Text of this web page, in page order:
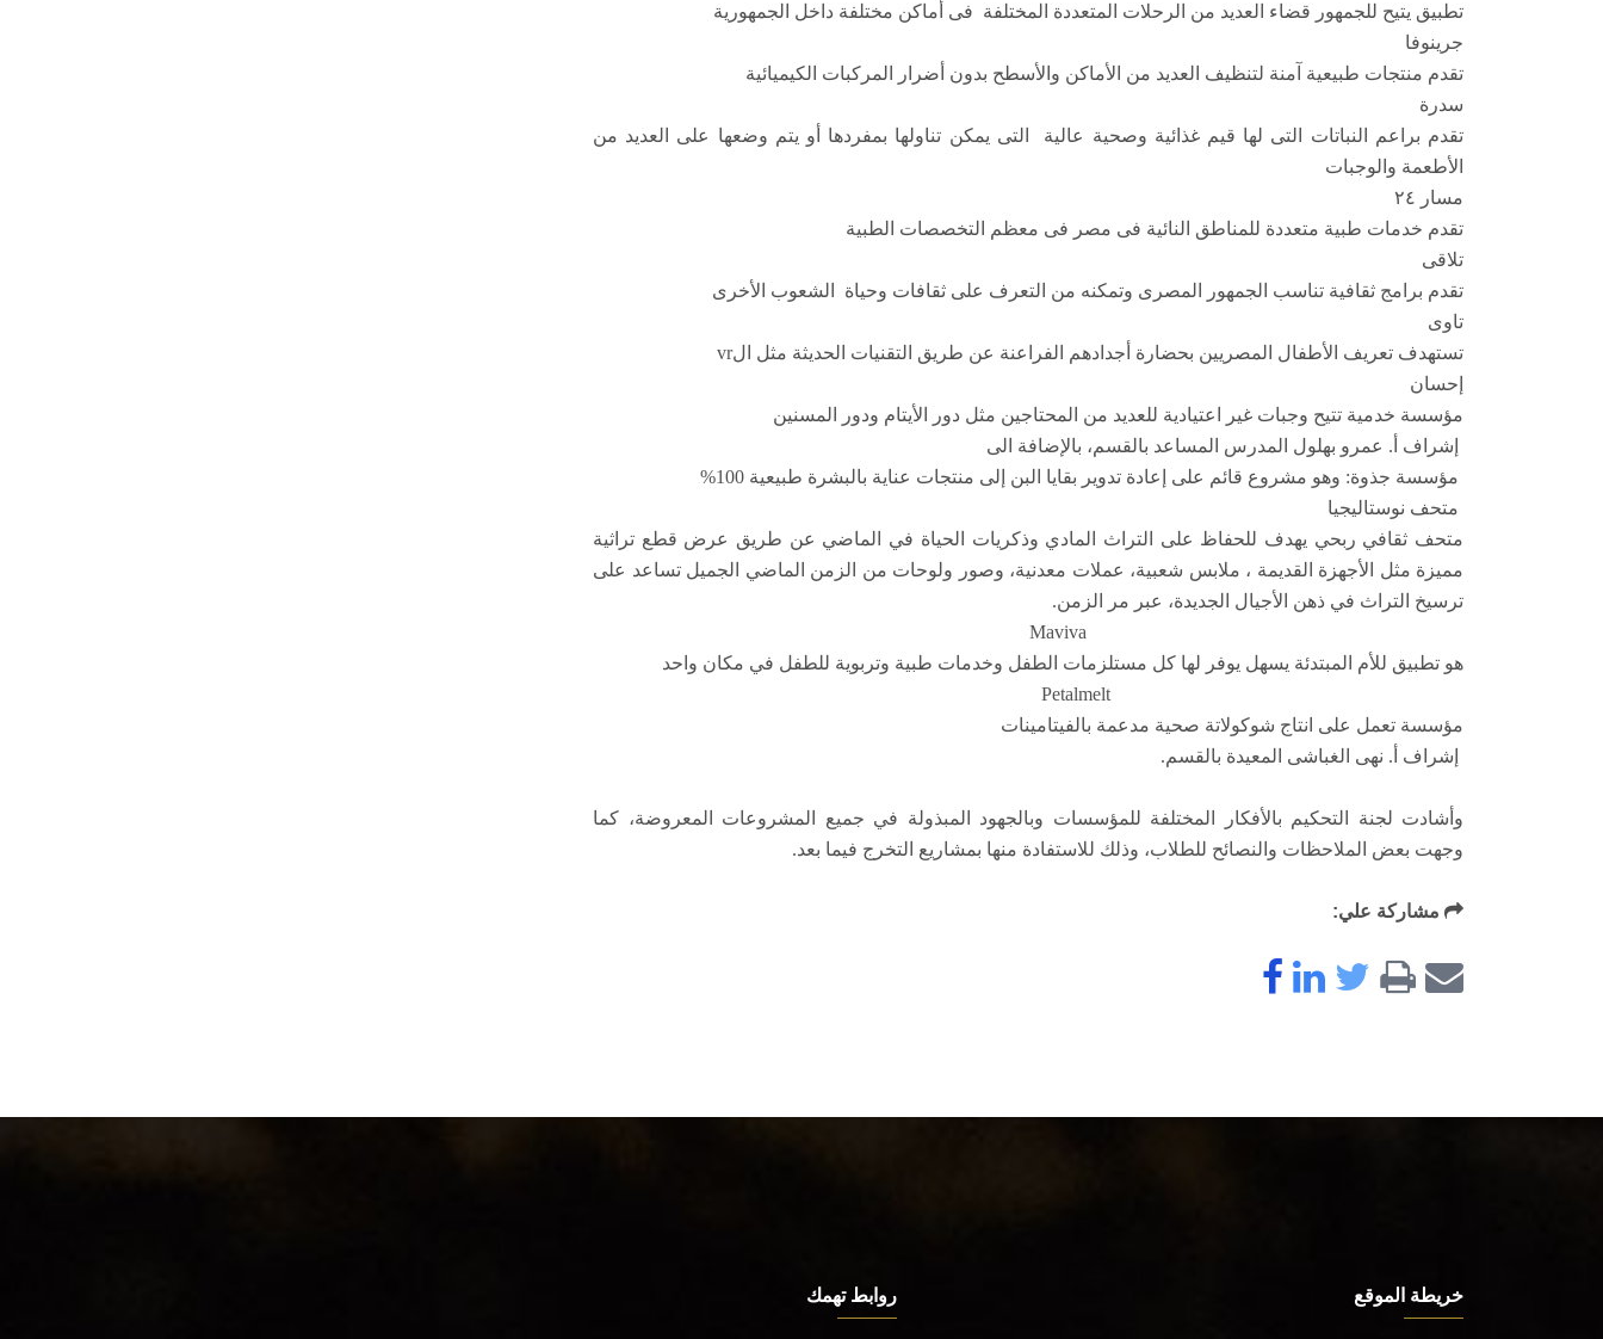
تطبيق يتيح للجمهور قضاء العديد من الرحلات المتعددة المختلفة فى أماكن مختلفة داخل الجمهورية
جرينوفا
تقدم منتجات طبيعية آمنة لتنظيف العديد من الأماكن والأسطح بدون أضرار المركبات الكيميائية
سدرة
تقدم براعم النباتات التى لها قيم غذائية وصحية عالية التى يمكن تناولها بمفردها أو يتم وضعها على العديد من
الأطعمة والوجبات
مسار ٢٤
تقدم خدمات طبية متعددة للمناطق النائية فى مصر فى معظم التخصصات الطبية
تلاقى
تقدم برامج ثقافية تناسب الجمهور المصرى وتمكنه من التعرف على ثقافات وحياة الشعوب الأخرى
تاوى
تستهدف تعريف الأطفال المصريين بحضارة أجدادهم الفراعنة عن طريق التقنيات الحديثة مثل الvr
إحسان
مؤسسة خدمية تتيح وجبات غير اعتيادية للعديد من المحتاجين مثل دور الأيتام ودور المسنين
إشراف أ. عمرو بهلول المدرس المساعد بالقسم، بالإضافة الى
مؤسسة جذوة: وهو مشروع قائم على إعادة تدوير بقايا البن إلى منتجات عناية بالبشرة طبيعية 100%
متحف نوستاليجيا
متحف ثقافي ربحي يهدف للحفاظ على التراث المادي وذكريات الحياة في الماضي عن طريق عرض قطع تراثية
مميزة مثل الأجهزة القديمة ، ملابس شعبية، عملات معدنية، وصور ولوحات من الزمن الماضي الجميل تساعد على
ترسيخ التراث في ذهن الأجيال الجديدة، عبر مر الزمن.
هو تطبيق للأم المبتدئة يسهل يوفر لها كل مستلزمات الطفل وخدمات طبية وتربوية للطفل في مكان واحد
مؤسسة تعمل على انتاج شوكولاتة صحية مدعمة بالفيتامينات
إشراف أ. نهى الغباشى المعيدة بالقسم.
وأشادت لجنة التحكيم بالأفكار المختلفة للمؤسسات وبالجهود المبذولة في جميع المشروعات المعروضة، كما
وجهت بعض الملاحظات والنصائح للطلاب، وذلك للاستفادة منها بمشاريع التخرج فيما بعد.
مشاركة علي:
خريطة الموقع روابط تهمك